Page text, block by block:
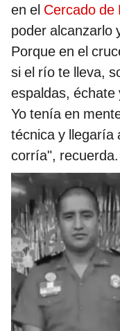
en el Cercado de
poder alcanzarlo
Porque en el
si el río te lleva,
espaldas, échate
Yo tenía en
técnica y llegaría
corría", recuerda.